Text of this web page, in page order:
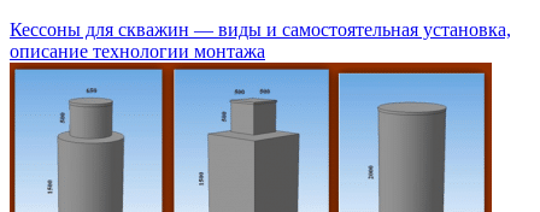
Кессоны для скважин — виды и самостоятельная установка,
описание технологии монтажа